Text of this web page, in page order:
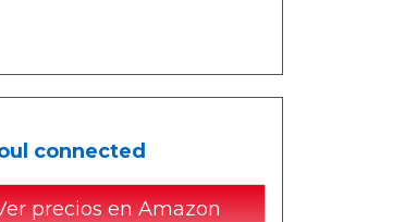
connected
precios en Amazon